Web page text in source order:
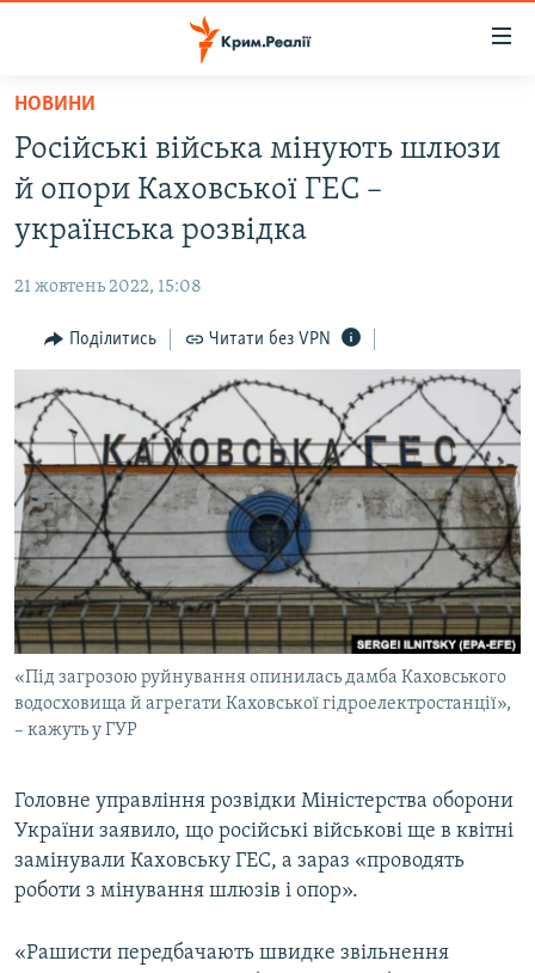
Перейти
основного
матеріалу
Перейти
до
основної
Перейти
до
пошуку
ВІДЕО ТА ФОТО
БЛОГИ
ПОГЛЯД
ІНТЕРВ'Ю
ВСЕ ЗА ДЕНЬ
СПЕЦПРОЕКТИ
ДЕПОРТАЦІЯ
ВІДЕОУРОКИ «ELIFBE»
СВІДЧЕННЯ ОКУПАЦІЇ
УКРАЇНСЬКА ПРОБЛЕМА КРИМУ
ІНФОГРАФІКА
ЯК ОБІЙТИ БЛОКУВАННЯ
Русский
Qırımtatar
ДОЛУЧАЙСЯ!
Усі сайти RFE/RL
НОВИНИ
Російські війська мінують шлюзи
й опори Каховської ГЕС –
українська розвідка
21 жовтень 2022, 15:08
Поділитись Читати без VPN
«Під загрозою руйнування опинилась дамба Каховського
водосховища й агрегати Каховської гідроелектростанції»,
– кажуть у ГУР
Головне управління розвідки Міністерства оборони
України заявило, що російські військові ще в квітні
замінували Каховську ГЕС, а зараз «проводять
роботи з мінування шлюзів і опор».
«Рашисти передбачають швидке звільнення